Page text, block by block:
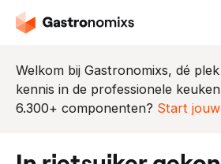
Welkom bij Gastronomixs, dé
kennis in de professionele
6.300+ componenten? Start